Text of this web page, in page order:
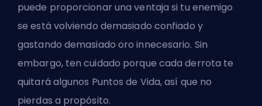
puede proporcionar una ventaja si tu enemigo
se está volviendo demasiado confiado y
gastando demasiado oro innecesario. Sin
embargo, ten cuidado porque cada derrota te
quitará algunos Puntos de Vida, así que no
pierdas a propósito.